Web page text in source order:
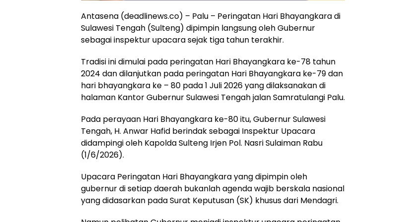
Antasena (deadlinews.co) – Palu – Peringatan Hari Bhayangkara di
Sulawesi Tengah (Sulteng) dipimpin langsung oleh Gubernur
sebagai inspektur upacara sejak tiga tahun terakhir.
Tradisi ini dimulai pada peringatan Hari Bhayangkara ke-78 tahun
2024 dan dilanjutkan pada peringatan Hari Bhayangkara ke-79 dan
hari bhayangkara ke – 80 pada 1 Juli 2026 yang dilaksanakan di
halaman Kantor Gubernur Sulawesi Tengah jalan Samratulangi Palu.
Pada perayaan Hari Bhayangkara ke-80 itu, Gubernur Sulawesi
Tengah, H. Anwar Hafid berindak sebagai Inspektur Upacara
didampingi oleh Kapolda Sulteng Irjen Pol. Nasri Sulaiman Rabu
(1/6/2026).
Upacara Peringatan Hari Bhayangkara yang dipimpin oleh
gubernur di setiap daerah bukanlah agenda wajib berskala nasional
yang didasarkan pada Surat Keputusan (SK) khusus dari Mendagri.